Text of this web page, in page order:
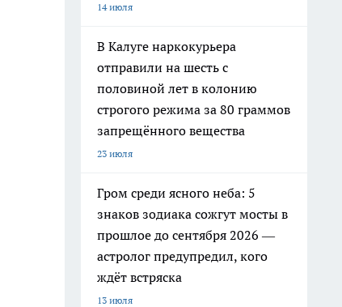
14 июля
В Калуге наркокурьера
отправили на шесть с
половиной лет в колонию
строгого режима за 80 граммов
запрещённого вещества
23 июля
Гром среди ясного неба: 5
знаков зодиака сожгут мосты в
прошлое до сентября 2026 —
астролог предупредил, кого
ждёт встряска
13 июля